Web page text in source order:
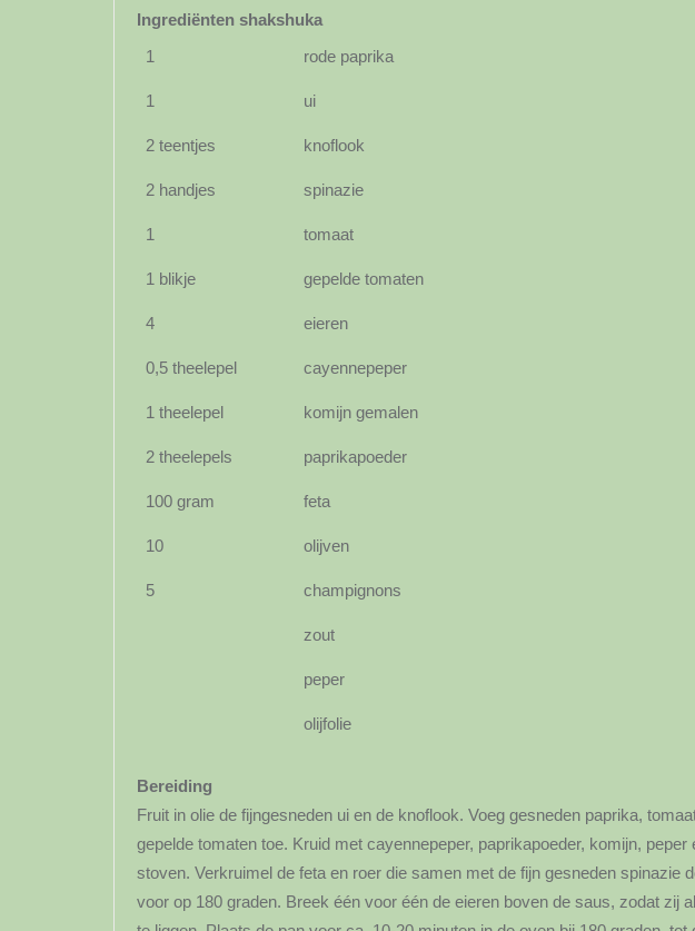
Ingrediënten shakshuka
1
rode paprika
1 ui
2 teentjes knoflook
2 handjes spinazie
1 tomaat
1 blikje gepelde tomaten
4 eieren
0,5 theelepel cayennepeper
1 theelepel komijn gemalen
2 theelepels paprikapoeder
100 gram feta
10 olijven
5 champignons
zout
peper
olijfolie
Bereiding
Fruit in olie de fijngesneden ui en de knoflook. Voeg gesneden paprika,
gepelde tomaten toe. Kruid met cayennepeper, paprikapoeder, komijn, peper
stoven. Verkruimel de feta en roer die samen met de fijn gesneden spinazie
voor op 180 graden. Breek één voor één de eieren boven de saus, zodat zij